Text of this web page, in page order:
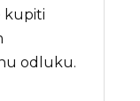
kupiti
odluku.